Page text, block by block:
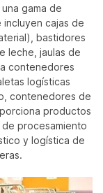
gama de
cajas de
bastidores
leche, jaulas de
contenedores
logísticas
contenedores de
productos
procesamiento
y logística de